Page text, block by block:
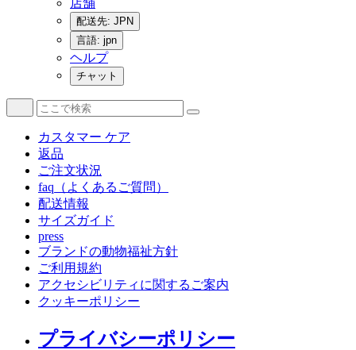
店舗
配送先: JPN
言語: jpn
ヘルプ
チャット
カスタマー ケア
返品
ご注文状況
faq（よくあるご質問）
配送情報
サイズガイド
press
ブランドの動物福祉方針
ご利用規約
アクセシビリティに関するご案内
クッキーポリシー
プライバシーポリシー